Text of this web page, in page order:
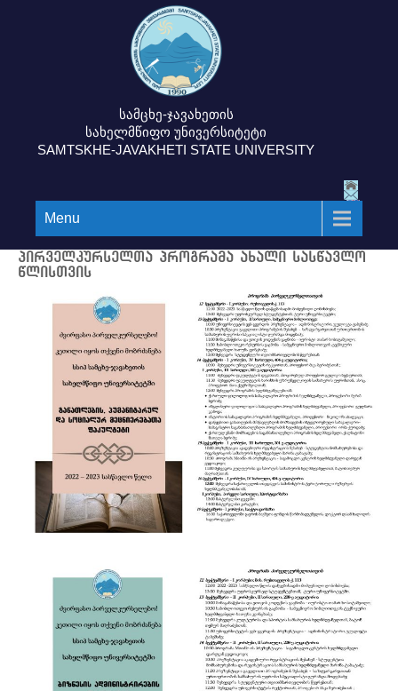
სამცხე-ჯავახეთის
სახელმწიფო უნივერსიტეტი
SAMTSKHE-JAVAKHETI STATE UNIVERSITY
Menu
პირველკურსელთა პროგრამა ახალი სასწავლო
წლისთვის